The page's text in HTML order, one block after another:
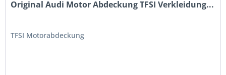
Original Audi Motor Abdeckung TFSI Verkleidung...
TFSI Motorabdeckung